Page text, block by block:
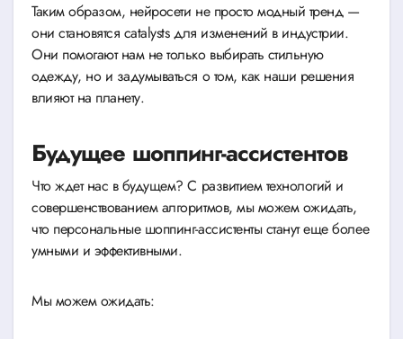
Таким образом, нейросети не просто модный тренд —
они становятся catalysts для изменений в индустрии.
Они помогают нам не только выбирать стильную
одежду, но и задумываться о том, как наши решения
влияют на планету.
Будущее шоппинг-ассистентов
Что ждет нас в будущем? С развитием технологий и
совершенствованием алгоритмов, мы можем ожидать,
что персональные шоппинг-ассистенты станут еще более
умными и эффективными.
Мы можем ожидать: